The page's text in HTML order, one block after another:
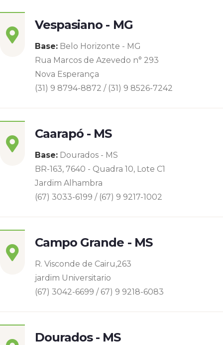
Vespasiano - MG
Base: Belo Horizonte - MG
Rua Marcos de Azevedo n° 293
Nova Esperança
(31) 9 8794-8872 / (31) 9 8526-7242
Caarapó - MS
Base: Dourados - MS
BR-163, 7640 - Quadra 10, Lote C1
Jardim Alhambra
(67) 3033-6199 / (67) 9 9217-1002
Campo Grande - MS
R. Visconde de Cairu,263
jardim Universitario
(67) 3042-6699 / 67) 9 9218-6083
Dourados - MS